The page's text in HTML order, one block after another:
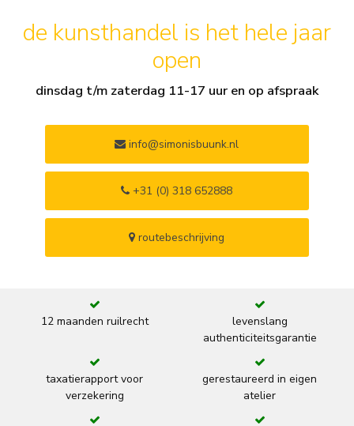
de kunsthandel is het hele jaar
open
dinsdag t/m zaterdag 11-17 uur en op afspraak
info@simonisbuunk.nl
+31 (0) 318 652888
routebeschrijving
12 maanden ruilrecht
levenslang
authenticiteitsgarantie
taxatierapport voor
verzekering
gerestaureerd in eigen
atelier